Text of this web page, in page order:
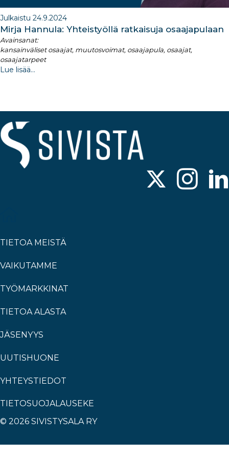
Julkaistu 24.9.2024
Mirja Hannula: Yhteistyöllä ratkaisuja osaajapulaan
Avainsanat:
kansainväliset osaajat, muutosvoimat, osaajapula, osaajat,
osaajatarpeet
Lue lisää...
TIETOA MEISTÄ
VAIKUTAMME
TYÖMARKKINAT
TIETOA ALASTA
JÄSENYYS
UUTISHUONE
YHTEYSTIEDOT
TIETOSUOJALAUSEKE
© 2026 SIVISTYSALA RY